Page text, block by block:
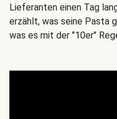
Lieferanten einen Tag
erzählt, was seine Pasta
was es mit der "10er"